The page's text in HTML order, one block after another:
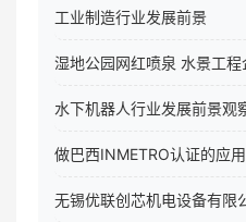
工业制造行业发展前景
湿地公园网红喷泉 水景工程
水下机器人行业发展前景观
做巴西INMETRO认证的应
无锡优联创芯机电设备有限